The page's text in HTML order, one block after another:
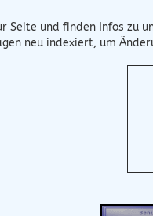
Seite und finden Infos zu
neu indexiert, um